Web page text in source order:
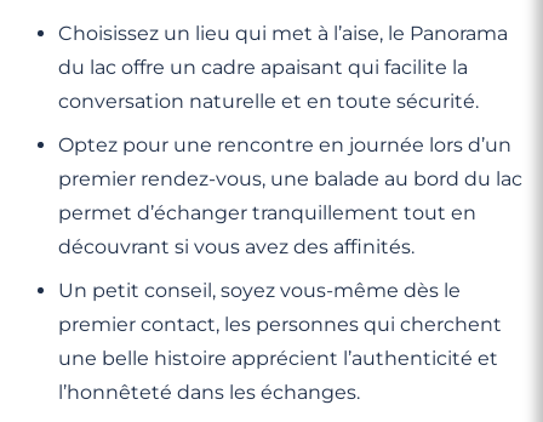
Choisissez un lieu qui met à l’aise, le Panorama
du lac offre un cadre apaisant qui facilite la
conversation naturelle et en toute sécurité.
Optez pour une rencontre en journée lors d’un
premier rendez-vous, une balade au bord du lac
permet d’échanger tranquillement tout en
découvrant si vous avez des affinités.
Un petit conseil, soyez vous-même dès le
premier contact, les personnes qui cherchent
une belle histoire apprécient l’authenticité et
l’honnêteté dans les échanges.